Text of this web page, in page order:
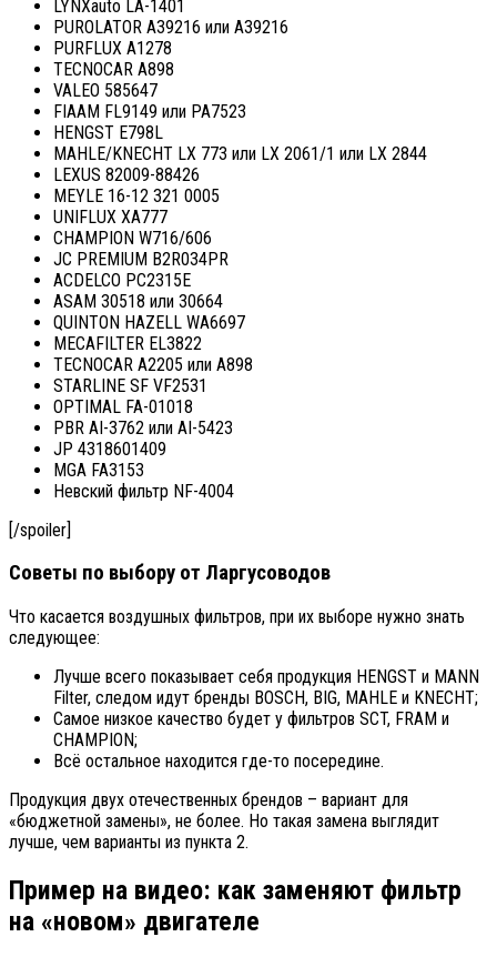
LYNXauto LA-1401
PUROLATOR A39216 или A39216
PURFLUX A1278
TECNOCAR A898
VALEO 585647
FIAAM FL9149 или PA7523
HENGST E798L
MAHLE/KNECHT LX 773 или LX 2061/1 или LX 2844
LEXUS 82009-88426
MEYLE 16-12 321 0005
UNIFLUX XA777
CHAMPION W716/606
JC PREMIUM B2R034PR
ACDELCO PC2315E
ASAM 30518 или 30664
QUINTON HAZELL WA6697
MECAFILTER EL3822
TECNOCAR A2205 или A898
STARLINE SF VF2531
OPTIMAL FA-01018
PBR AI-3762 или AI-5423
JP 4318601409
MGA FA3153
Невский фильтр NF-4004
[/spoiler]
Советы по выбору от Ларгусоводов
Что касается воздушных фильтров, при их выборе нужно знать
следующее:
Лучше всего показывает себя продукция HENGST и MANN
Filter, следом идут бренды BOSCH, BIG, MAHLE и KNECHT;
Самое низкое качество будет у фильтров SCT, FRAM и
CHAMPION;
Всё остальное находится где-то посередине.
Продукция двух отечественных брендов – вариант для
«бюджетной замены», не более. Но такая замена выглядит
лучше, чем варианты из пункта 2.
Пример на видео: как заменяют фильтр
на «новом» двигателе